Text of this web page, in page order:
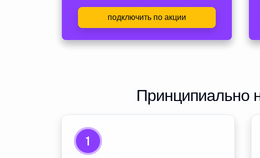
подключить по акции
Принципиально
1